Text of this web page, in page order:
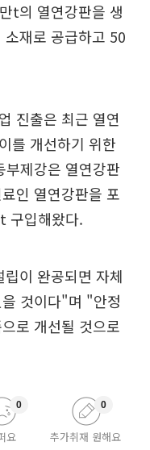
t의 열연강판을 생
재로 공급하고 50
진출은 최근 열연
를 개선하기 위한
제강은 열연강판
인 열연강판을 포
구입해왔다.
이 완공되면 자체
것이다"며 "안정
로 개선될 것으로
요
0
추가취재 원해요
0